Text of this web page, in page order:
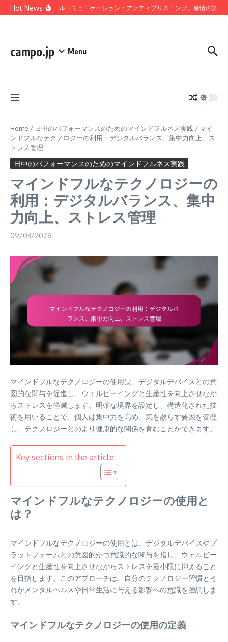
Skip to content
Hot News
マインドフルコミュニケーション：アクティブリスニング、感情の認識、
campo.jp Menu
Home / 日中のパフォーマンスのためのマインドフルネス実践 / マイ
ンドフルなテクノロジーの利用：デジタルバランス、集中力向上、ス
トレス管理
日中のパフォーマンスのためのマインドフルネス実践
マインドフルなテクノロジーの
利用：デジタルバランス、集中
力向上、ストレス管理
09/03/2026
マインドフルなテクノロジーの使用は、デジタルデバイスとの意
図的な関与を促進し、ウェルビーイングと生産性を向上させなが
らストレスを軽減します。明確な境界を設定し、構造化された技
術を用いることで、個人は集中力を高め、気を散らす要因を管理
し、テクノロジーとのより健康的な関係を育むことができます。
Key sections in the article:
マインドフルなテクノロジーの使用と
は？
マインドフルなテクノロジーの使用とは、デジタルデバイスやプ
ラットフォームとの意図的かつ意識的な関与を指し、ウェルビー
イングと生産性を向上させながらストレスを最小限に抑えること
を目指します。このアプローチは、自分のテクノロジー習慣とそ
れがメンタルヘルスや日常生活に与える影響への意識を強調しま
す。
マインドフルなテクノロジーの使用の定義